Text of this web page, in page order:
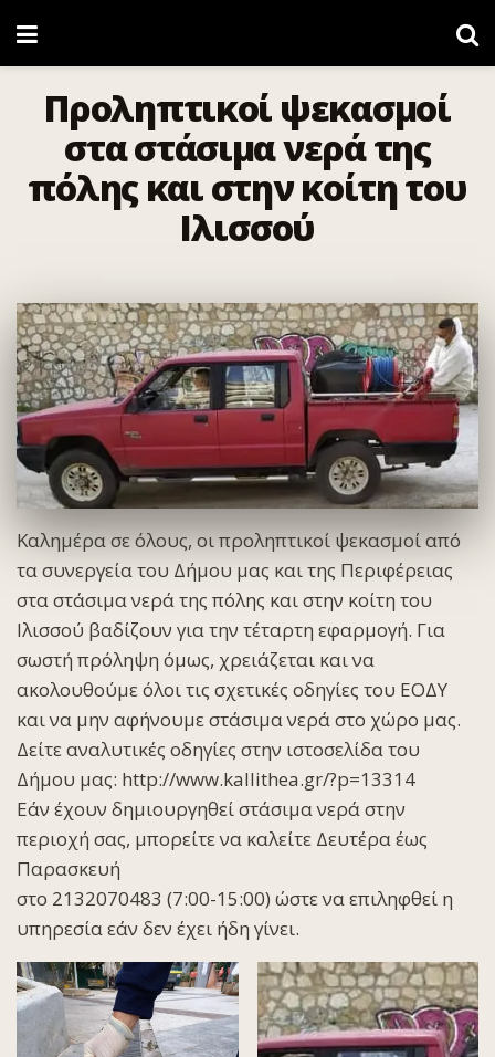
Προληπτικοί ψεκασμοί
στα στάσιμα νερά της
πόλης και στην κοίτη του
Ιλισσού
Καλημέρα σε όλους, οι προληπτικοί ψεκασμοί από
τα συνεργεία του Δήμου μας και της Περιφέρειας
στα στάσιμα νερά της πόλης και στην κοίτη του
Ιλισσού βαδίζουν για την τέταρτη εφαρμογή. Για
σωστή πρόληψη όμως, χρειάζεται και να
ακολουθούμε όλοι τις σχετικές οδηγίες του ΕΟΔΥ
και να μην αφήνουμε στάσιμα νερά στο χώρο μας.
Δείτε αναλυτικές οδηγίες στην ιστοσελίδα του
Δήμου μας: http://www.kallithea.gr/?p=13314
Εάν έχουν δημιουργηθεί στάσιμα νερά στην
περιοχή σας, μπορείτε να καλείτε Δευτέρα έως
Παρασκευή
στο 2132070483 (7:00-15:00) ώστε να επιληφθεί η
υπηρεσία εάν δεν έχει ήδη γίνει.